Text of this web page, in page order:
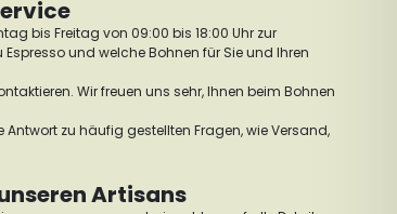
bis Freitag von 09:00 bis 18:00 Uhr zur
und welche Bohnen für Sie und Ihren
Wir freuen uns sehr, Ihnen beim Bohnen
Antwort zu häufig gestellten Fragen, wie Versand,
Artisans